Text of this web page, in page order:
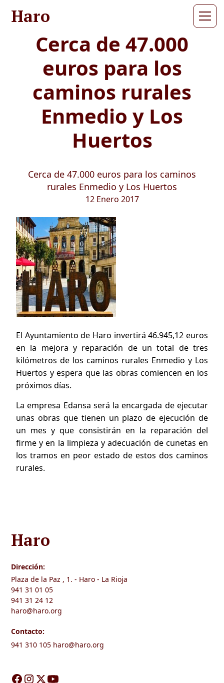
Haro
Cerca de 47.000
euros para los
caminos rurales
Enmedio y Los
Huertos
Cerca de 47.000 euros para los caminos
rurales Enmedio y Los Huertos
12 Enero 2017
El Ayuntamiento de Haro invertirá 46.945,12 euros
en la mejora y reparación de un total de tres
kilómetros de los caminos rurales Enmedio y Los
Huertos y espera que las obras comiencen en los
próximos días.
La empresa Edansa será la encargada de ejecutar
unas obras que tienen un plazo de ejecución de
un mes y que consistirán en la reparación del
firme y en la limpieza y adecuación de cunetas en
los tramos en peor estado de estos dos caminos
rurales.
Haro
Dirección:
Plaza de la Paz , 1. - Haro - La Rioja
941 31 01 05
941 31 24 12
haro@haro.org
Contacto:
941 310 105 haro@haro.org